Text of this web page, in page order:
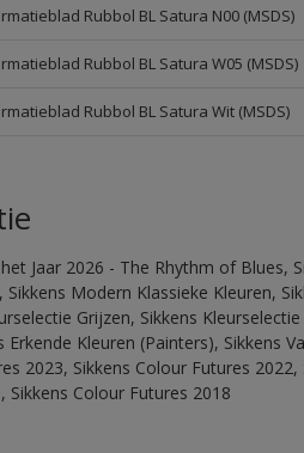
Rubbol BL Satura N00 (MSDS)
Rubbol BL Satura W05 (MSDS)
Rubbol BL Satura Wit (MSDS)
Jaar 2026 - The Rhythm of Blues,
Modern Klassieke Kleuren,
Grijzen, Sikkens
Erkende Kleuren (Painters), Sikkens
2023, Sikkens Colour Futures
Sikkens Colour Futures 2018